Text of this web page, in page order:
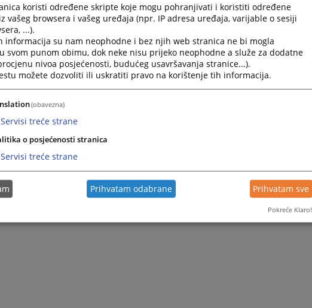
kao i svim kolegama i prijateljima uvaženog tužioca, prvi
javnog tužilaštva u Bijeljini Sabina Husejnagić zajedno sa
u Janji, opština Bijeljina. Pravni fakultet u Sarajevu završio je
godine u Sarajevu.
javni tužilac u Okružnom javnom tužilaštvu u Bijeljini. Dana
okružnog javnog tužioca. Funkciju vršioca dužnosti glavnog
godine do 31.08.2021. godine, nakon čega je nastavio
sve do 15.03.2023. godine, kada je otišao u penziju.
koristi određene skripte koje mogu pohranjivati i koristiti određene
vašeg browsera i vašeg uređaja (npr. IP adresa uređaja, varijable o sesiji
...).
informacija su nam neophodne i bez njih web stranica ne bi mogla
svom punom obimu, dok neke nisu prijeko neophodne a služe za dodatne
nivoa posjećenosti, budućeg usavršavanja stranice...).
možete dozvoliti ili uskratiti pravo na korištenje tih informacija.
(obavezna)
Servisi treće strane
o posjećenosti stranica
Servisi treće strane
Prihvatam odabrane Prihvatam sve
Pokreće Klaro!